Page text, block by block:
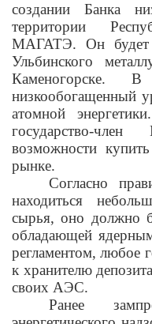
создании Банка
территории
МАГАТЭ. Он будет
Ульбинского
Каменогорске.
низкообогащенный
атомной
государство-
возможности
рынке.
Согласно
находиться
сырья, оно должно
обладающей
регламентом, любое
к хранителю
своих АЭС.
Ранее